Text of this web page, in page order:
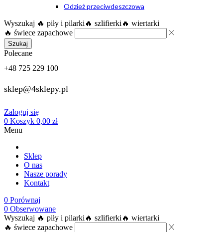
Odzież przeciwdeszczowa
Wyszukaj 🔥 piły i pilarki 🔥 szlifierki 🔥 wiertarki
🔥 świece zapachowe
Szukaj
Polecane
+48 725 229 100
sklep@4sklepy.pl
Zaloguj się
0 Koszyk 0,00 zł
Menu
Sklep
O nas
Nasze porady
Kontakt
0 Porównaj
0 Obserwowane
Wyszukaj 🔥 piły i pilarki 🔥 szlifierki 🔥 wiertarki
🔥 świece zapachowe